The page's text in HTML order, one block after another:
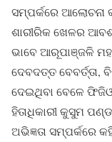
ସମ୍ପର୍କରେ
ଶାରୀରିକ ଖେଳର
ଭାବେ ଆରୂପାଞ୍ଜଳି
ଦେବଦତ୍ତ
ଦେଇଥିବା ବେଳେ
ହିତାଧିକାରୀ କୁସୁମ
ଅଭିଜ୍ଞତା ସମ୍ପର୍କରେ